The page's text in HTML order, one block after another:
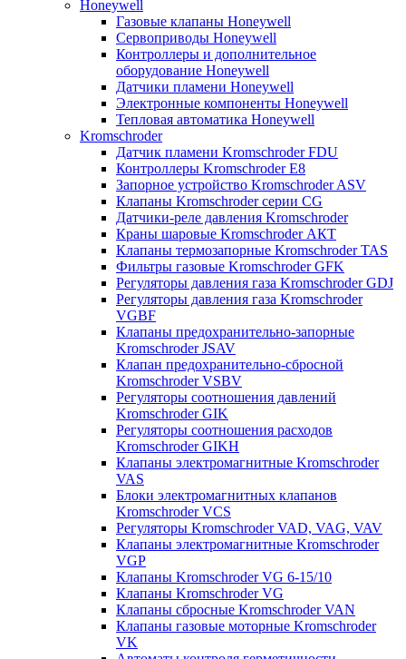
Honeywell
Газовые клапаны Honeywell
Сервоприводы Honeywell
Контроллеры и дополнительное
оборудование Honeywell
Датчики пламени Honeywell
Электронные компоненты Honeywell
Тепловая автоматика Honeywell
Kromschroder
Датчик пламени Kromschroder FDU
Контроллеры Kromschroder E8
Запорное устройство Kromschroder ASV
Клапаны Kromschroder серии CG
Датчики-реле давления Kromschroder
Краны шаровые Kromschroder АКТ
Клапаны термозапорные Kromschroder TAS
Фильтры газовые Kromschroder GFK
Регуляторы давления газа Kromschroder GDJ
Регуляторы давления газа Kromschroder
VGBF
Клапаны предохранительно-запорные
Kromschroder JSAV
Клапан предохранительно-сбросной
Kromschroder VSBV
Регуляторы соотношения давлений
Kromschroder GIK
Регуляторы соотношения расходов
Kromschroder GIKH
Клапаны электромагнитные Kromschroder
VAS
Блоки электромагнитных клапанов
Kromschroder VCS
Регуляторы Kromschroder VAD, VAG, VAV
Клапаны электромагнитные Kromschroder
VGP
Клапаны Kromschroder VG 6-15/10
Клапаны Kromschroder VG
Клапаны сбросные Kromschroder VAN
Клапаны газовые моторные Kromschroder
VK